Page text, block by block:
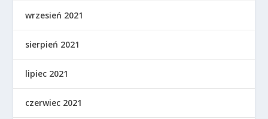
wrzesień 2021
sierpień 2021
lipiec 2021
czerwiec 2021